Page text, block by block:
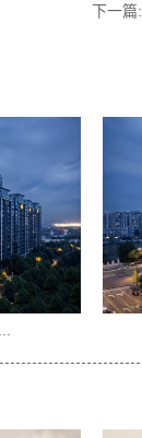
下一篇: